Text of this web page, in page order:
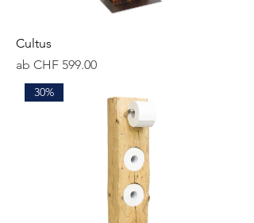
Cultus
ab CHF 599.00
Sale-Preis
30%